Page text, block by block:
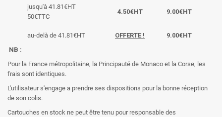
jusqu'à 41.81€HT
50€TTC
4.50€HT 9.00€HT
au-delà de 41.81€HT OFFERTE !
9.00€HT
NB :
Pour la France métropolitaine, la Principauté de Monaco et la Corse, les
frais sont identiques.
L'utilisateur s'engage a prendre ses dispositions pour la bonne réception
de son colis.
Cartouches en stock ne peut être tenu pour responsable des